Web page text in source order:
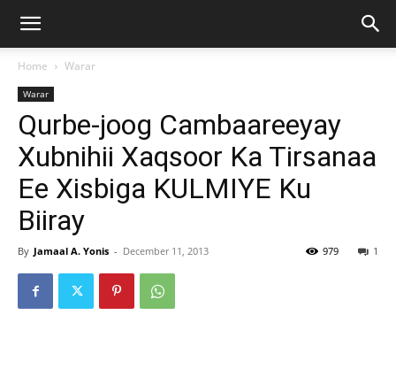
Home Warar
Warar
Qurbe-joog Cambaareeyay
Xubnihii Xaqsoor Ka Tirsanaa
Ee Xisbiga KULMIYE Ku
Biiray
By Jamaal A. Yonis - December 11, 2013 1
979